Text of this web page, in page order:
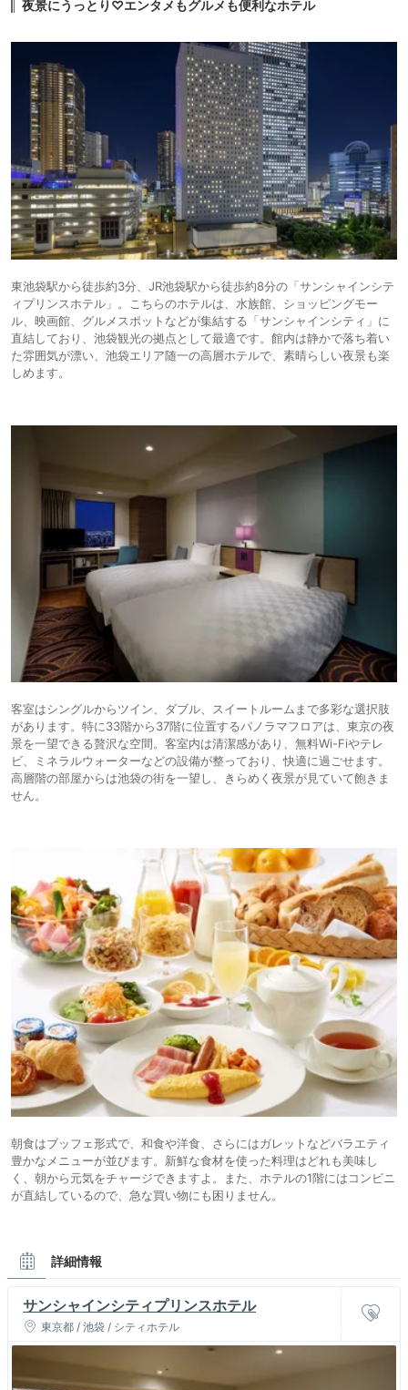
夜景にうっとり♡エンタメもグルメも便利なホテル
東池袋駅から徒歩約3分、JR池袋駅から徒歩約8分の「サンシャインシテ
ィプリンスホテル」。こちらのホテルは、水族館、ショッピングモー
ル、映画館、グルメスポットなどが集結する「サンシャインシティ」に
直結しており、池袋観光の拠点として最適です。館内は静かで落ち着い
た雰囲気が漂い、池袋エリア随一の高層ホテルで、素晴らしい夜景も楽
しめます。
客室はシングルからツイン、ダブル、スイートルームまで多彩な選択肢
があります。特に33階から37階に位置するパノラマフロアは、東京の夜
景を一望できる贅沢な空間。客室内は清潔感があり、無料Wi-Fiやテレ
ビ、ミネラルウォーターなどの設備が整っており、快適に過ごせます。
高層階の部屋からは池袋の街を一望し、きらめく夜景が見ていて飽きま
せん。
朝食はブッフェ形式で、和食や洋食、さらにはガレットなどバラエティ
豊かなメニューが並びます。新鮮な食材を使った料理はどれも美味し
く、朝から元気をチャージできますよ。また、ホテルの1階にはコンビニ
が直結しているので、急な買い物にも困りません。
詳細情報
サンシャインシティプリンスホテル
東京都 / 池袋 / シティホテル